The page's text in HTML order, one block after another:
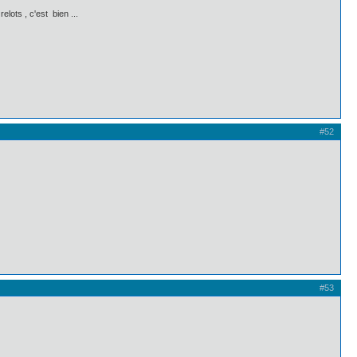
, c'est bien ...
#52
#53